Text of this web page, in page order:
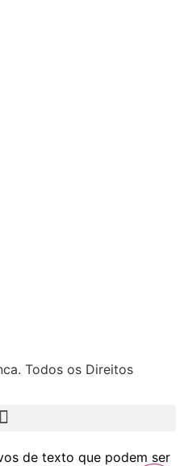
Todos os Direitos
de texto que podem ser